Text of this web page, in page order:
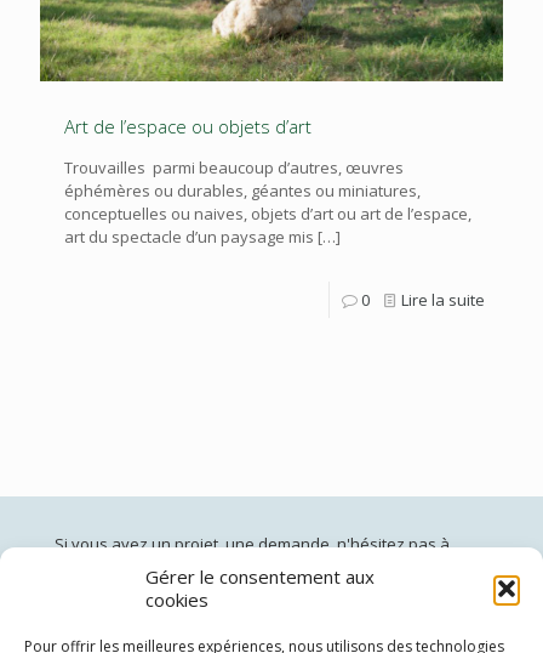
Gérer le consentement aux
cookies
Pour offrir les meilleures expériences, nous utilisons des technologies
Art de l’espace ou objets d’art
Trouvailles parmi beaucoup d’autres, œuvres
éphémères ou durables, géantes ou miniatures,
conceptuelles ou naives, objets d’art ou art de l’espace,
art du spectacle d’un paysage mis […]
0 Lire la suite
Si vous avez un projet, une demande, n'hésitez pas à
nous contacter:
jardinsdepan@gmail.com